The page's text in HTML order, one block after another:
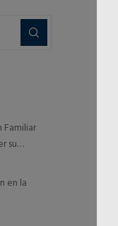
Familiar
su
en la